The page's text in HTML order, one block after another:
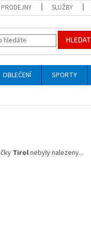
PRODEJNY SLUŽBY
HLEDAT
OBLEČENÍ SPORTY
Tirolnebyly nalezeny...